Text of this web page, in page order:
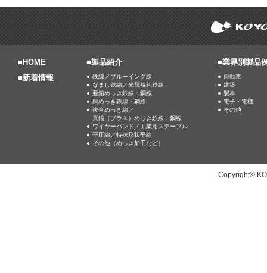
■ HOME
■新着情報
■製品紹介
鉄線／ブルーイング線
なまし鉄線／光輝焼鈍鉄線
亜鉛めっき鉄線・鋼線
銅めっき鉄線・鋼線
複合めっき線／
真鍮（ブラス）めっき鉄線・鋼線
ワイヤーバンド／工業用ステープル
平圧線／特殊形状平線
その他（めっき加工など）
■業界別製品
自動車
建築
製本
電子・電機
その他
Copyright©